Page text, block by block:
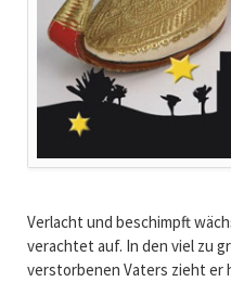
Verlacht und beschimpft
verachtet auf. In den viel zu
verstorbenen Vaters zieht er